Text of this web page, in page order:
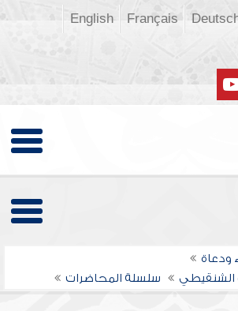
Français
English
ودعاة
الشنقيطي
سلسلة المحاضرات